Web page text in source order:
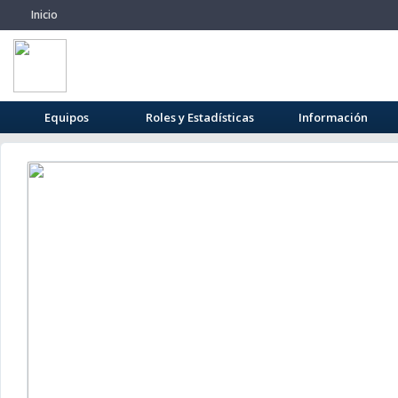
Inicio
Equipos Roles y Estadísticas Información